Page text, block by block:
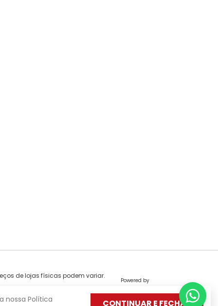
de lojas físicas podem variar.
Powered by
nossa Política CONTINUAR E FECHAR